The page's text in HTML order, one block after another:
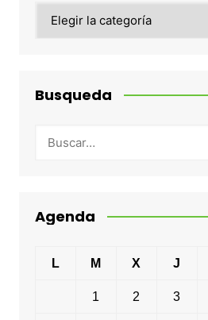
Busqueda
Agenda
L M X J
1 2 3